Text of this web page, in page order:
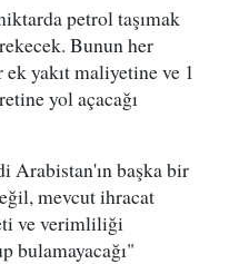
petrol taşımak
Bunun her
yakıt maliyetine ve 1
yol açacağı
Arabistan'ın başka bir
mevcut ihracat
ve verimliliği
bulamayacağı"